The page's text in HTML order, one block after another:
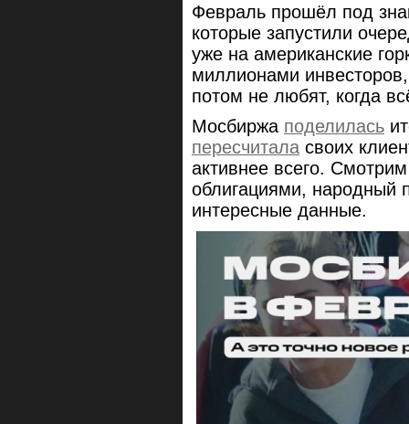
Февраль прошёл под
которые запустили
уже на американские
миллионами
потом не любят, когда
Мосбиржа поделилась
пересчитала своих
активнее всего.
облигациями, народный
интересные данные.